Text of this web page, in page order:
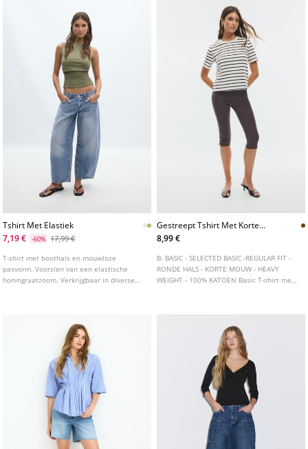
Tshirt Met Elastiek
7,19 €
-60% 17,99 €
T-shirt met boothals en mouwloze
pasvorm. Voorzien van een elastische
honingraatzoom. Verkrijgbaar in diverse
Gestreept Tshirt Met Korte
Mouw
8,99 €
B- BASIC - SELECTED BASIC -REGULAR FIT -
RONDE HALS - KORTE MOUW - HEAVY
WEIGHT - 100% KATOEN Basic T-shirt met